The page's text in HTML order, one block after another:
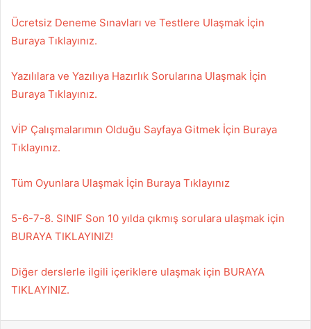
Ücretsiz Deneme Sınavları ve Testlere Ulaşmak İçin
Buraya Tıklayınız.
Yazılılara ve Yazılıya Hazırlık Sorularına Ulaşmak İçin
Buraya Tıklayınız.
VİP Çalışmalarımın Olduğu Sayfaya Gitmek İçin Buraya
Tıklayınız.
Tüm Oyunlara Ulaşmak İçin Buraya Tıklayınız
5-6-7-8. SINIF Son 10 yılda çıkmış sorulara ulaşmak için
BURAYA TIKLAYINIZ!
Diğer derslerle ilgili içeriklere ulaşmak için BURAYA
TIKLAYINIZ.